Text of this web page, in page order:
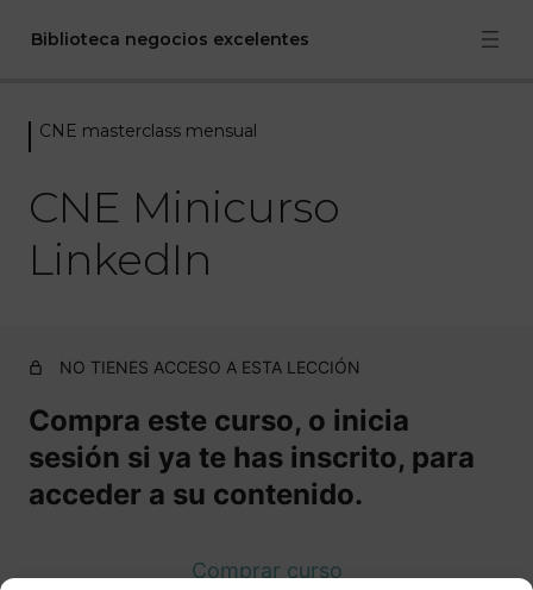
Biblioteca negocios excelentes
CNE Bienvenida
CNE masterclass mensual
CNE Masterclass Planificación
CNE masterclass invitada enero 2022. Fiscalidad para
autónomas por Sonia Rives
CNE Taller Crea tu bot con Manychat Octubre 2021
CNE masterclass mensual
CNE Minicurso
LinkedIn
NO TIENES ACCESO A ESTA LECCIÓN
Compra este curso, o inicia
sesión si ya te has inscrito, para
acceder a su contenido.
Comprar curso